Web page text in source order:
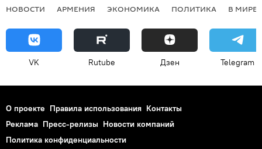
НОВОСТИ АРМЕНИЯ ЭКОНОМИКА ПОЛИТИКА В МИРЕ
VK Rutube Дзен Telegram
О проекте Правила использования Контакты
Реклама Пресс-релизы Новости компаний
Политика конфиденциальности